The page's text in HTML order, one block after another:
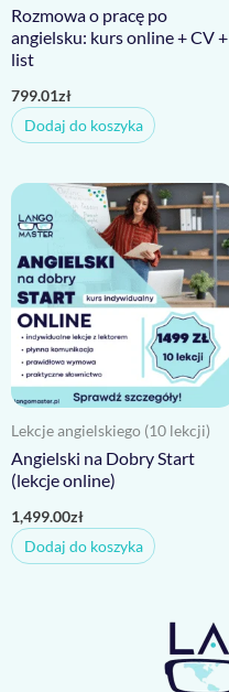
Rozmowa o pracę po
angielsku: kurs online + CV +
list
799.01zł
Dodaj do koszyka
Lekcje angielskiego (10 lekcji)
Angielski na Dobry Start
(lekcje online)
1,499.00zł
Dodaj do koszyka